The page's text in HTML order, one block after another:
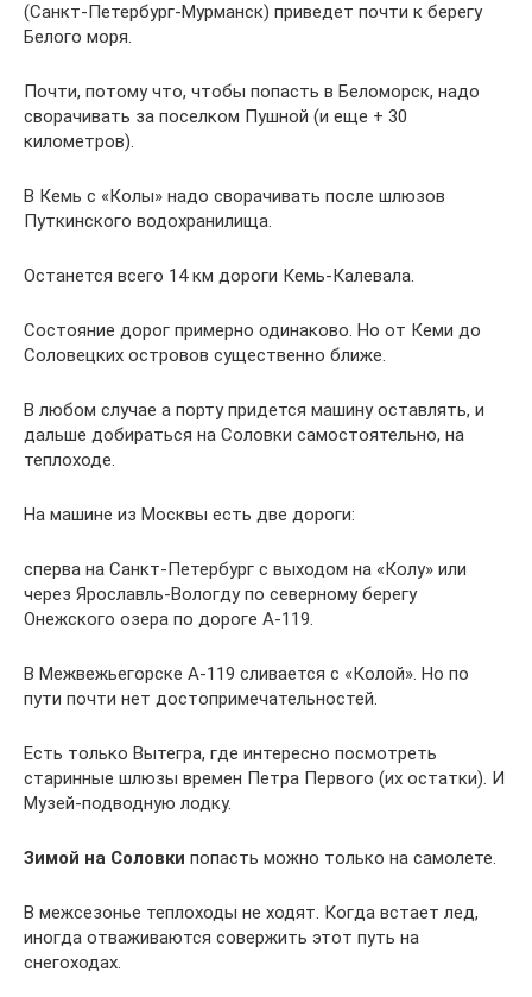
(Санкт-Петербург-Мурманск) приведет почти к берегу
Белого моря.
Почти, потому что, чтобы попасть в Беломорск, надо
сворачивать за поселком Пушной (и еще + 30
километров).
В Кемь с «Колы» надо сворачивать после шлюзов
Путкинского водохранилища.
Останется всего 14 км дороги Кемь-Калевала.
Состояние дорог примерно одинаково. Но от Кеми до
Соловецких островов существенно ближе.
В любом случае а порту придется машину оставлять, и
дальше добираться на Соловки самостоятельно, на
теплоходе.
На машине из Москвы есть две дороги:
сперва на Санкт-Петербург с выходом на «Колу» или
через Ярославль-Вологду по северному берегу
Онежского озера по дороге А-119.
В Межвежьегорске А-119 сливается с «Колой». Но по
пути почти нет достопримечательностей.
Есть только Вытегра, где интересно посмотреть
старинные шлюзы времен Петра Первого (их остатки). И
Музей-подводную лодку.
Зимой на Соловки попасть можно только на самолете.
В межсезонье теплоходы не ходят. Когда встает лед,
иногда отваживаются совержить этот путь на
снегоходах.